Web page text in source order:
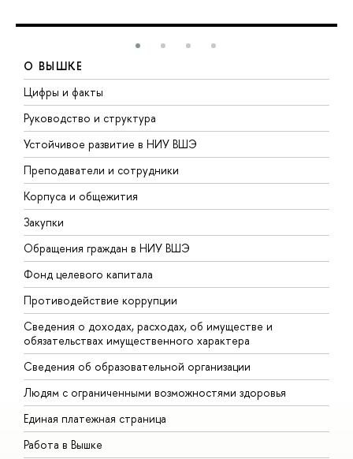
О ВЫШКЕ
Цифры и факты
Руководство и структура
Устойчивое развитие в НИУ ВШЭ
Преподаватели и сотрудники
Корпуса и общежития
Закупки
Обращения граждан в НИУ ВШЭ
Фонд целевого капитала
Противодействие коррупции
Сведения о доходах, расходах, об имуществе и
обязательствах имущественного характера
Сведения об образовательной организации
Людям с ограниченными возможностями здоровья
Единая платежная страница
Работа в Вышке